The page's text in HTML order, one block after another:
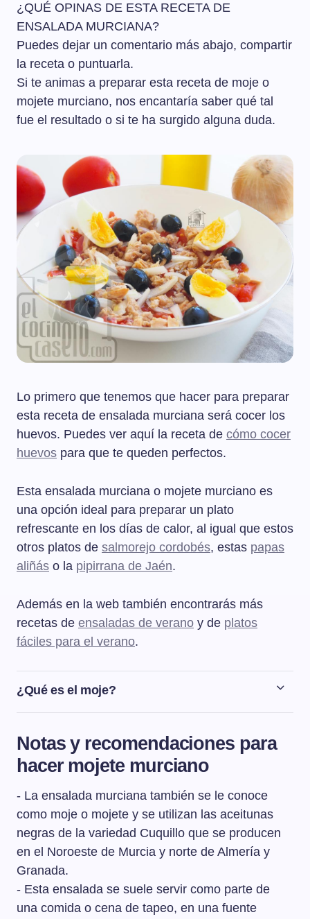
¿QUÉ OPINAS DE ESTA RECETA DE
ENSALADA MURCIANA?
Puedes dejar un comentario más abajo, compartir
la receta o puntuarla.
Si te animas a preparar esta receta de moje o
mojete murciano, nos encantaría saber qué tal
fue el resultado o si te ha surgido alguna duda.
Lo primero que tenemos que hacer para preparar
esta receta de ensalada murciana será cocer los
huevos. Puedes ver aquí la receta de cómo cocer
huevos para que te queden perfectos.
Esta ensalada murciana o mojete murciano es
una opción ideal para preparar un plato
refrescante en los días de calor, al igual que estos
otros platos de salmorejo cordobés, estas papas
aliñás o la pipirrana de Jaén.
Además en la web también encontrarás más
recetas de ensaladas de verano y de platos
fáciles para el verano.
¿Qué es el moje?
El moje o mojete murciano es una ensalada, también
de tomates, huevo cocido, atún y aceitunas negras de la
variedad Cuquillo que se producen en el Noroeste de
Murcia y norte de Almería y Granada.
Notas y recomendaciones para
hacer mojete murciano
- La ensalada murciana también se le conoce
como moje o mojete y se utilizan las aceitunas
negras de la variedad Cuquillo que se producen
en el Noroeste de Murcia y norte de Almería y
Granada.
- Esta ensalada se suele servir como parte de
una comida o cena de tapeo, en una fuente